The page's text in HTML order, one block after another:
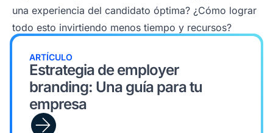
una experiencia del candidato óptima? ¿Cómo lograr
todo esto invirtiendo menos tiempo y recursos?
ARTÍCULO
Estrategia de employer
branding: Una guía para tu
empresa